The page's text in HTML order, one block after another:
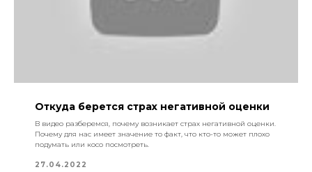
Откуда берется страх негативной оценки
В видео разберемся, почему возникает страх негативной оценки.
Почему для нас имеет значение то факт, что кто-то может плохо
подумать или косо посмотреть.
27.04.2022